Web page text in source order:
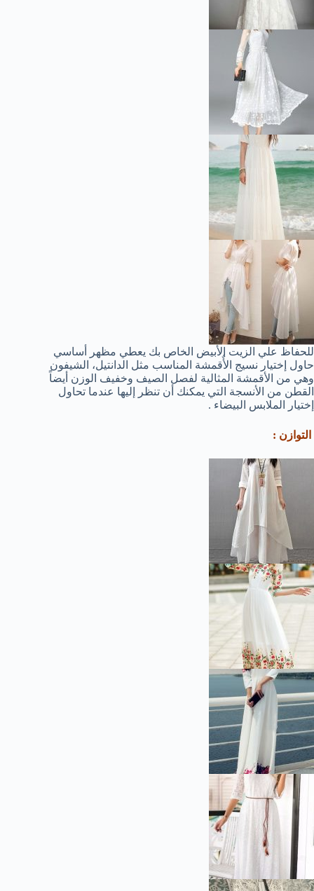
للحفاظ علي الزيت الأبيض الخاص بك يعطي مظهر أساسي
حاول إختيار نسيج الأٌقمشة المناسب مثل الدانتيل، الشيفون
وهي من الأقمشة المثالية لفصل الصيف وخفيف الوزن أيضاً
القطن من الأنسجة التي يمكنك أن تنظر إليها عندما تحاول
إختيار الملابس البيضاء .
التوازن :